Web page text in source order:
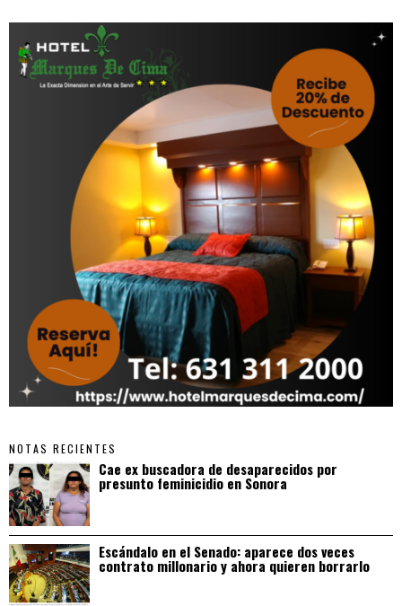
NOTAS RECIENTES
Cae ex buscadora de desaparecidos por
presunto feminicidio en Sonora
Escándalo en el Senado: aparece dos veces
contrato millonario y ahora quieren borrarlo